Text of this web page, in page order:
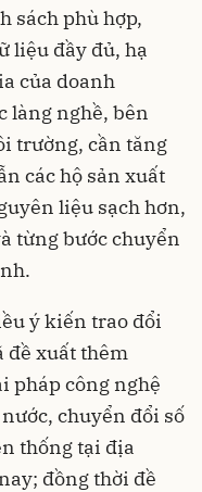
sách phù hợp,
liệu đầy đủ, hạ
của doanh
làng nghề, bên
trường, cần tăng
các hộ sản xuất
liệu sạch hơn,
từng bước chuyển
ý kiến trao đổi
đề xuất thêm
pháp công nghệ
chuyển đổi số
thống tại địa
đồng thời đề